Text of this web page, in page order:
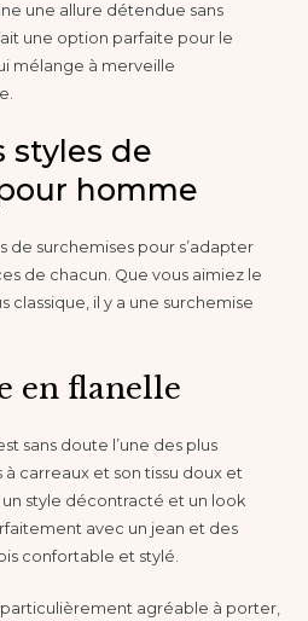
une allure détendue sans
une option parfaite pour le
mélange à merveille
styles de
homme
de surchemises pour s’adapter
de chacun. Que vous aimiez le
classique, il y a une surchemise
en flanelle
sans doute l’une des plus
carreaux et son tissu doux et
style décontracté et un look
avec un jean et des
confortable et stylé.
agréable à porter,